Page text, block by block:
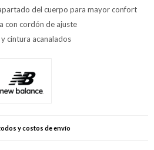
del cuerpo para mayor confort
con cordón de ajuste
y cintura acanalados
y costos de envío